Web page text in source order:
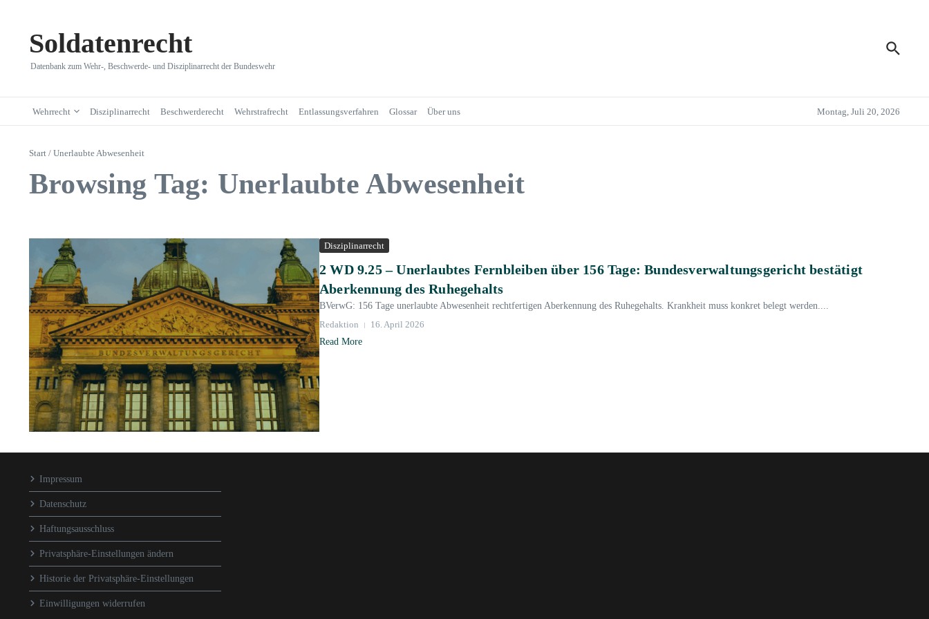
Soldatenrecht
Datenbank zum Wehr-, Beschwerde- und Disziplinarrecht der Bundeswehr
Wehrrecht Disziplinarrecht Beschwerderecht Wehrstrafrecht Entlassungsverfahren Glossar Über uns Montag, Juli 20, 2026
Start / Unerlaubte Abwesenheit
Browsing Tag: Unerlaubte Abwesenheit
Disziplinarrecht
2 WD 9.25 – Unerlaubtes Fernbleiben über 156 Tage: Bundesverwaltungsgericht bestätigt
Aberkennung des Ruhegehalts
BVerwG: 156 Tage unerlaubte Abwesenheit rechtfertigen Aberkennung des Ruhegehalts. Krankheit muss konkret belegt werden....
Redaktion
16. April 2026
Read More
Impressum
Datenschutz
Haftungsausschluss
Privatsphäre-Einstellungen ändern
Historie der Privatsphäre-Einstellungen
Einwilligungen widerrufen